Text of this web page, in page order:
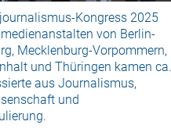
Kongress 2025
von Berlin-
Mecklenburg-Vorpommern,
und Thüringen kamen ca.
aus Journalismus,
und